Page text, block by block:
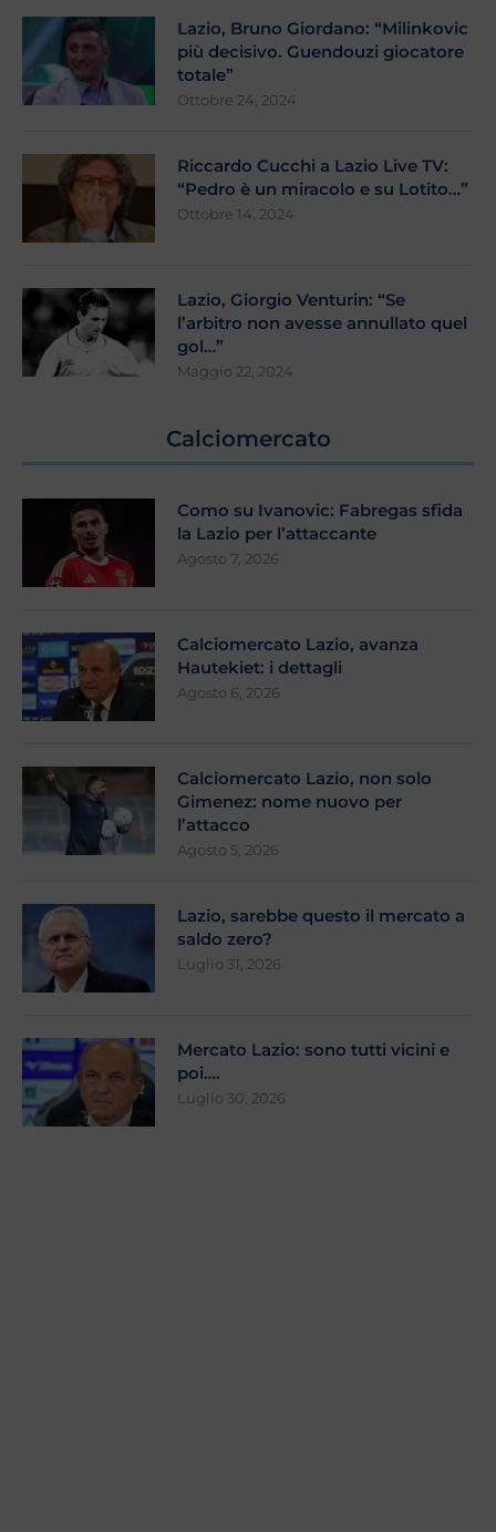
Lazio, Bruno Giordano: “Milinkovic
più decisivo. Guendouzi giocatore
totale”
Ottobre 24, 2024
Riccardo Cucchi a Lazio Live TV:
“Pedro è un miracolo e su Lotito…”
Ottobre 14, 2024
Lazio, Giorgio Venturin: “Se
l’arbitro non avesse annullato quel
gol…”
Maggio 22, 2024
Calciomercato
Como su Ivanovic: Fabregas sfida
la Lazio per l’attaccante
Agosto 7, 2026
Calciomercato Lazio, avanza
Hautekiet: i dettagli
Agosto 6, 2026
Calciomercato Lazio, non solo
Gimenez: nome nuovo per
l’attacco
Agosto 5, 2026
Lazio, sarebbe questo il mercato a
saldo zero?
Luglio 31, 2026
Mercato Lazio: sono tutti vicini e
poi….
Luglio 30, 2026